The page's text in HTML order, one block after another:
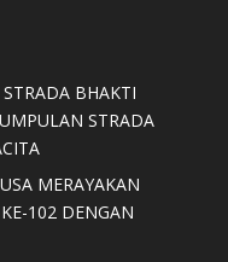
BHAKTI
STRADA
MERAYAKAN
102 DENGAN